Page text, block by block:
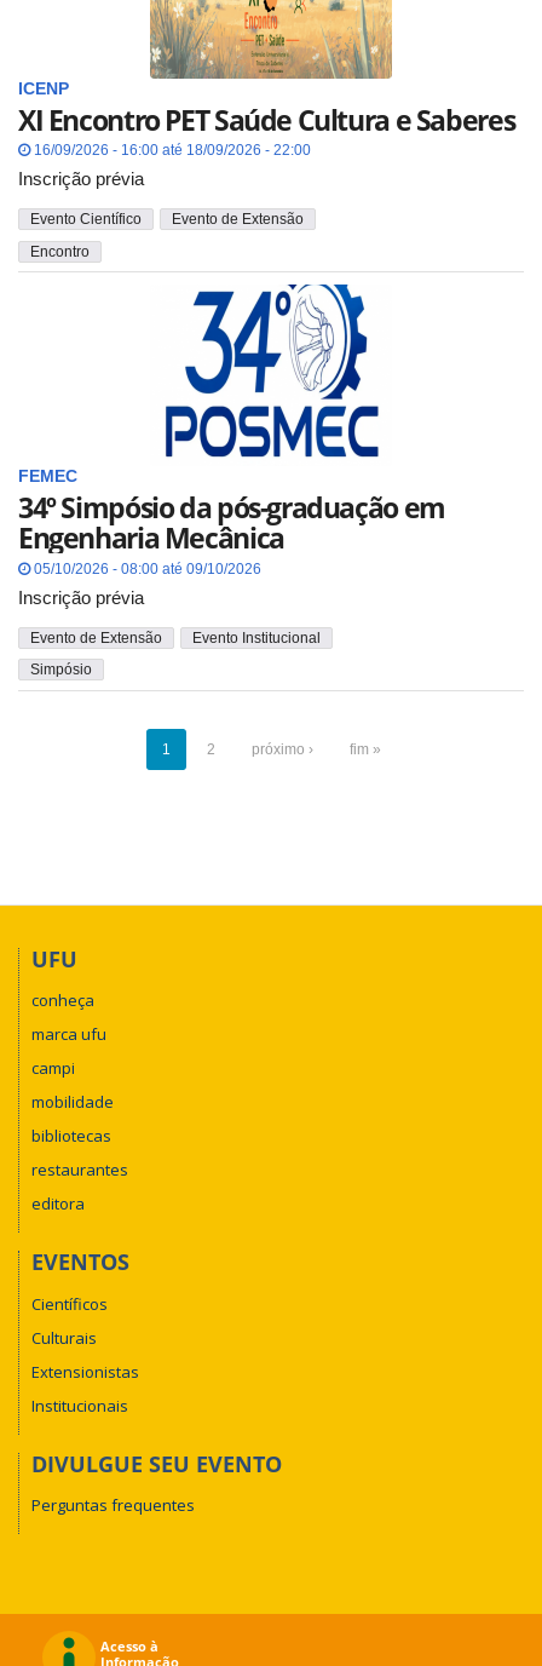
ICENP
XI Encontro PET Saúde Cultura e Saberes
16/09/2026 - 16:00 até 18/09/2026 - 22:00
Inscrição prévia
Evento Científico
Evento de Extensão
Encontro
FEMEC
34º Simpósio da pós-graduação em
Engenharia Mecânica
05/10/2026 - 08:00 até 09/10/2026
Inscrição prévia
Evento de Extensão
Evento Institucional
Simpósio
1 2 próximo › fim »
UFU
conheça
marca ufu
campi
mobilidade
bibliotecas
restaurantes
editora
EVENTOS
Científicos
Culturais
Extensionistas
Institucionais
DIVULGUE SEU EVENTO
Perguntas frequentes